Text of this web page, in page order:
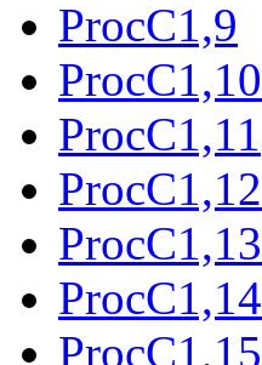
ProcC1,9
ProcC1,10
ProcC1,11
ProcC1,12
ProcC1,13
ProcC1,14
ProcC1,15